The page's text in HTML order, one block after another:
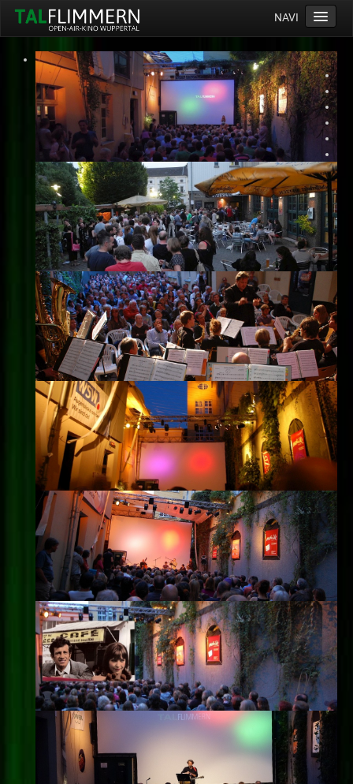
NAVI
Home
Programm
Service
Ticketinfos
Ort
Anreise
Wetter
Kinogutschein
Konzept
Archiv
Kontakt
Impressum
Datenschutz